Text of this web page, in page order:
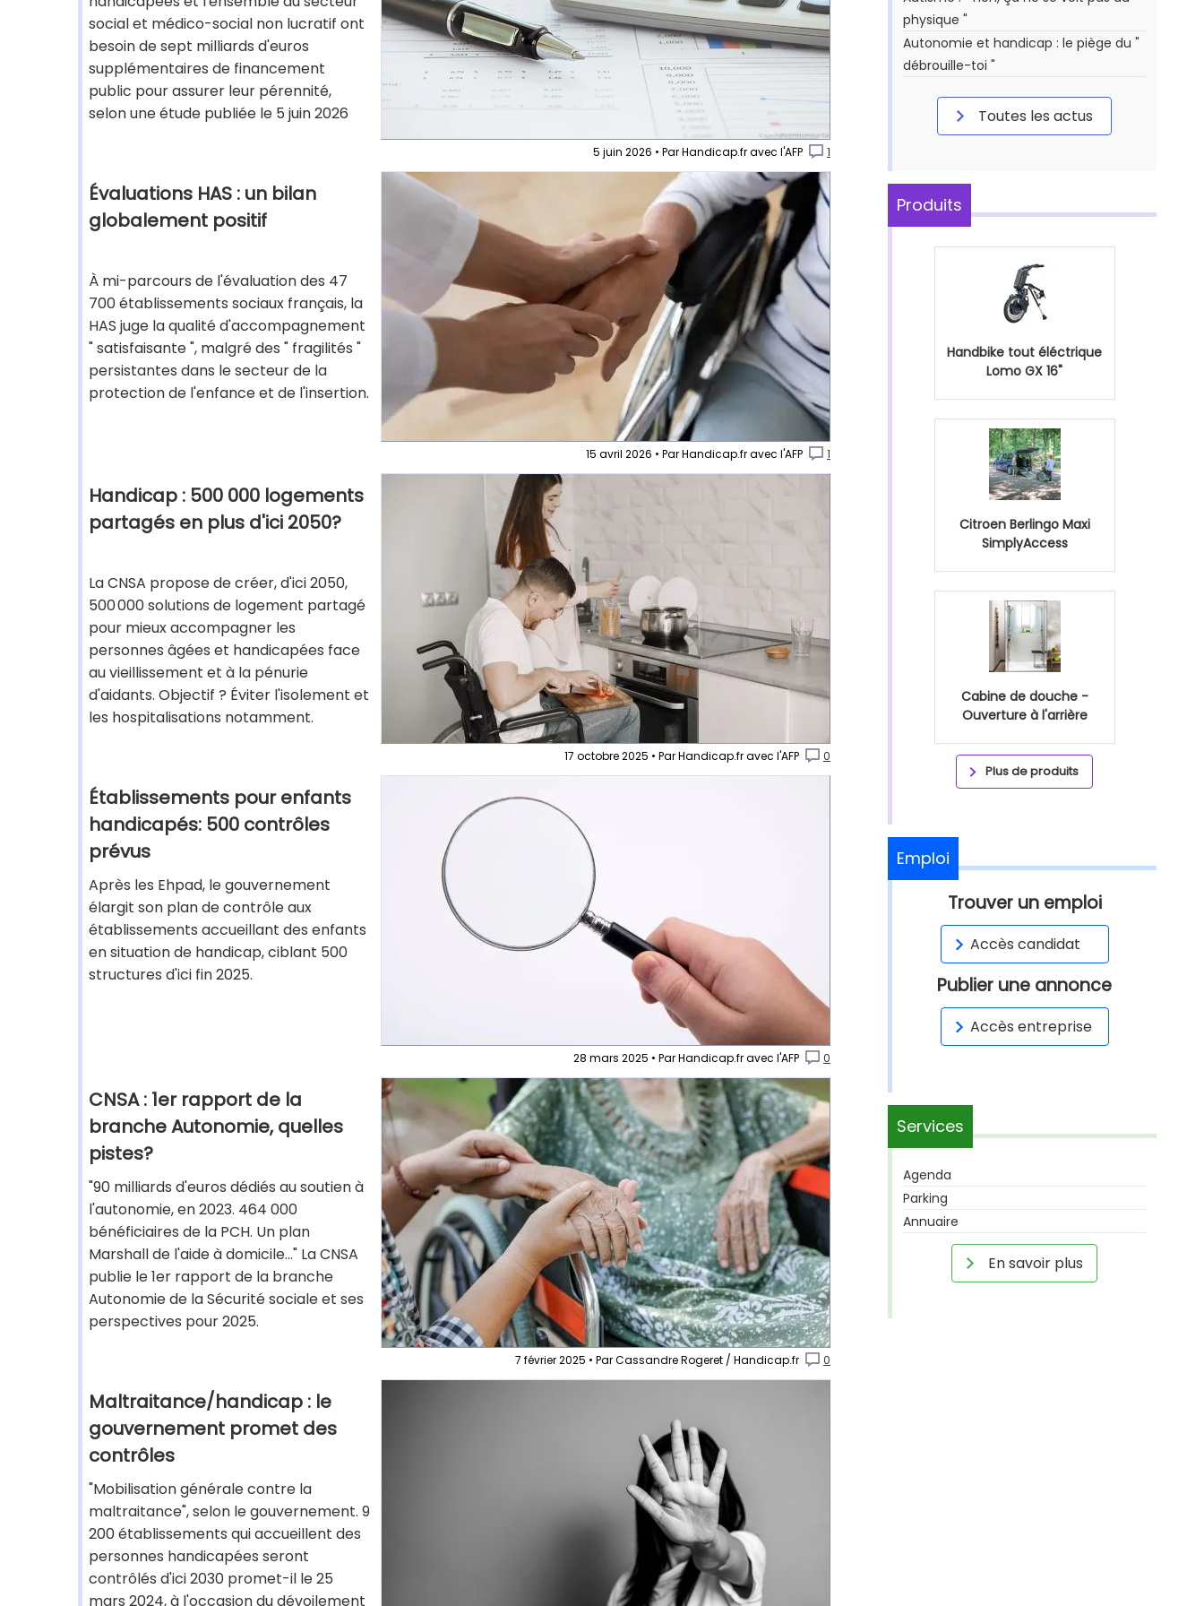
social et médico-social non lucratif ont
besoin de sept milliards d'euros
supplémentaires de financement
public pour assurer leur pérennité,
selon une étude publiée le 5 juin 2026
5 juin 2026 • Par Handicap.fr avec l'AFP 1
Évaluations HAS : un bilan
globalement positif
À mi-parcours de l'évaluation des 47
700 établissements sociaux français, la
HAS juge la qualité d'accompagnement
" satisfaisante ", malgré des " fragilités "
persistantes dans le secteur de la
protection de l'enfance et de l'insertion.
15 avril 2026 • Par Handicap.fr avec l'AFP 1
Handicap : 500 000 logements
partagés en plus d'ici 2050?
La CNSA propose de créer, d'ici 2050,
500 000 solutions de logement partagé
pour mieux accompagner les
personnes âgées et handicapées face
au vieillissement et à la pénurie
d'aidants. Objectif ? Éviter l'isolement et
les hospitalisations notamment.
17 octobre 2025 • Par Handicap.fr avec l'AFP 0
Établissements pour enfants
handicapés: 500 contrôles
prévus
Après les Ehpad, le gouvernement
élargit son plan de contrôle aux
établissements accueillant des enfants
en situation de handicap, ciblant 500
structures d'ici fin 2025.
28 mars 2025 • Par Handicap.fr avec l'AFP 0
CNSA : 1er rapport de la
branche Autonomie, quelles
pistes?
"90 milliards d'euros dédiés au soutien à
l'autonomie, en 2023. 464 000
bénéficiaires de la PCH. Un plan
Marshall de l'aide à domicile..." La CNSA
publie le 1er rapport de la branche
Autonomie de la Sécurité sociale et ses
perspectives pour 2025.
7 février 2025 • Par Cassandre Rogeret / Handicap.fr 0
Maltraitance/handicap : le
gouvernement promet des
contrôles
"Mobilisation générale contre la
maltraitance", selon le gouvernement. 9
200 établissements qui accueillent des
personnes handicapées seront
contrôlés d'ici 2030 promet-il le 25
mars 2024, à l'occasion du dévoilement
physique "
Autonomie et handicap : le piège du "
débrouille-toi "
Toutes les actus
Produits
Handbike tout éléctrique
Lomo GX 16"
Citroen Berlingo Maxi
SimplyAccess
Cabine de douche -
Ouverture à l'arrière
Plus de produits
Emploi
Trouver un emploi
Accès candidat
Publier une annonce
Accès entreprise
Services
Agenda
Parking
Annuaire
En savoir plus